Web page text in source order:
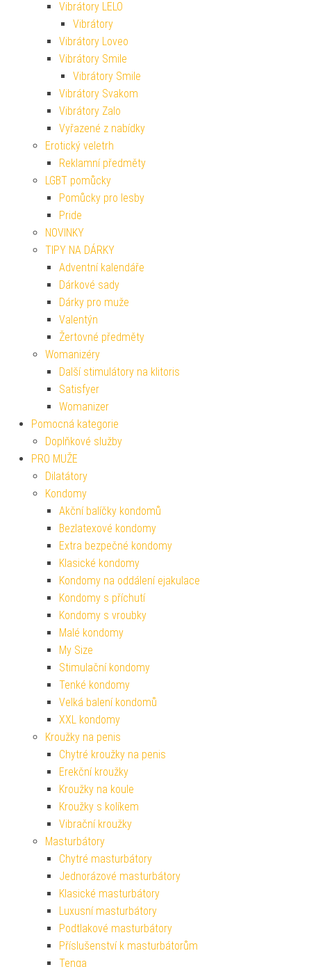
Vibrátory LELO
Vibrátory
Vibrátory Loveo
Vibrátory Smile
Vibrátory Smile
Vibrátory Svakom
Vibrátory Zalo
Vyřazené z nabídky
Erotický veletrh
Reklamní předměty
LGBT pomůcky
Pomůcky pro lesby
Pride
NOVINKY
TIPY NA DÁRKY
Adventní kalendáře
Dárkové sady
Dárky pro muže
Valentýn
Žertovné předměty
Womanizéry
Další stimulátory na klitoris
Satisfyer
Womanizer
Pomocná kategorie
Doplňkové služby
PRO MUŽE
Dilatátory
Kondomy
Akční balíčky kondomů
Bezlatexové kondomy
Extra bezpečné kondomy
Klasické kondomy
Kondomy na oddálení ejakulace
Kondomy s příchutí
Kondomy s vroubky
Malé kondomy
My Size
Stimulační kondomy
Tenké kondomy
Velká balení kondomů
XXL kondomy
Kroužky na penis
Chytré kroužky na penis
Erekční kroužky
Kroužky na koule
Kroužky s kolíkem
Vibrační kroužky
Masturbátory
Chytré masturbátory
Jednorázové masturbátory
Klasické masturbátory
Luxusní masturbátory
Podtlakové masturbátory
Příslušenství k masturbátorům
Tenga